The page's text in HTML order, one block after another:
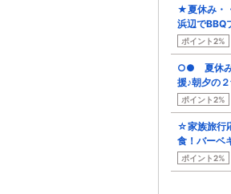
★夏休み・
浜辺でBBQ
ポイント2%
○● 夏休み
援♪朝夕の
ポイント2%
☆家族旅行
食！バーベ
ポイント2%